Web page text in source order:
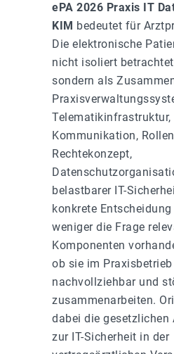
ePA 2026 Praxis IT
KIM bedeutet für
Die elektronische
nicht isoliert
sondern als
Telematikinfrastruktur,
Kommunikation,
Rechtekonzept,
belastbarer IT-
konkrete
weniger die Frage
Komponenten
ob sie im Praxisbetrieb
nachvollziehbar und
zusammenarbeiten.
dabei die gesetzlichen
zur IT-Sicherheit in der